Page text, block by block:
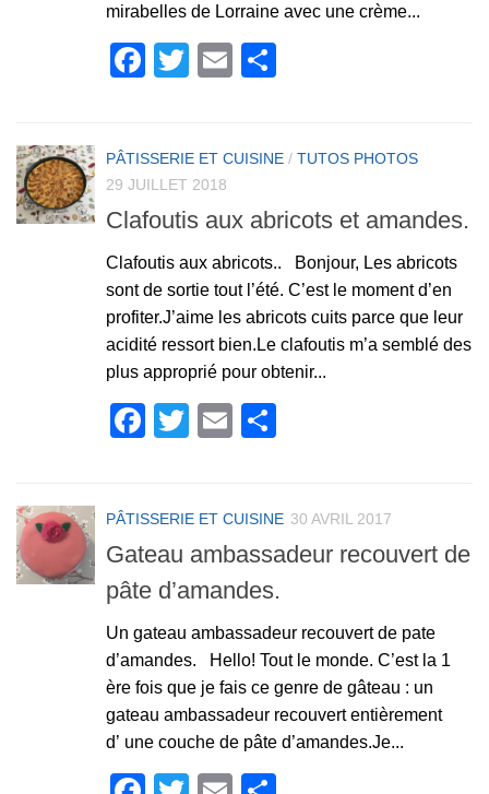
mirabelles de Lorraine avec une crème...
Facebook
Twitter
Email
PÂTISSERIE ET CUISINE / TUTOS PHOTOS
29 JUILLET 2018
Clafoutis aux abricots et amandes.
Clafoutis aux abricots.. Bonjour, Les abricots
sont de sortie tout l’été. C’est le moment d’en
profiter.J’aime les abricots cuits parce que leur
acidité ressort bien.Le clafoutis m’a semblé des
plus approprié pour obtenir...
Facebook
TwitterEmail
PÂTISSERIE ET CUISINE 30 AVRIL 2017
Gateau ambassadeur recouvert de
pâte d’amandes.
Un gateau ambassadeur recouvert de pate
d’amandes. Hello! Tout le monde. C’est la 1
ère fois que je fais ce genre de gâteau : un
gateau ambassadeur recouvert entièrement
d’ une couche de pâte d’amandes.Je...